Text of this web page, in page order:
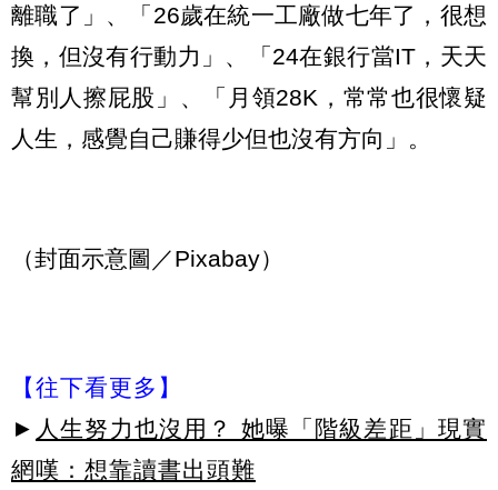
離職了」、「26歲在統一工廠做七年了，很想
換，但沒有行動力」、「24在銀行當IT，天天
幫別人擦屁股」、「月領28K，常常也很懷疑
人生，感覺自己賺得少但也沒有方向」。
（封面示意圖／Pixabay）
【往下看更多】
► 人生努力也沒用？ 她曝「階級差距」現實
網嘆：想靠讀書出頭難